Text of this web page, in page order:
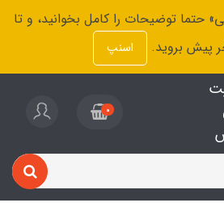
حتما توضیحات را کامل بخوانید، و تا
پیش بروید.
اسنپ
0